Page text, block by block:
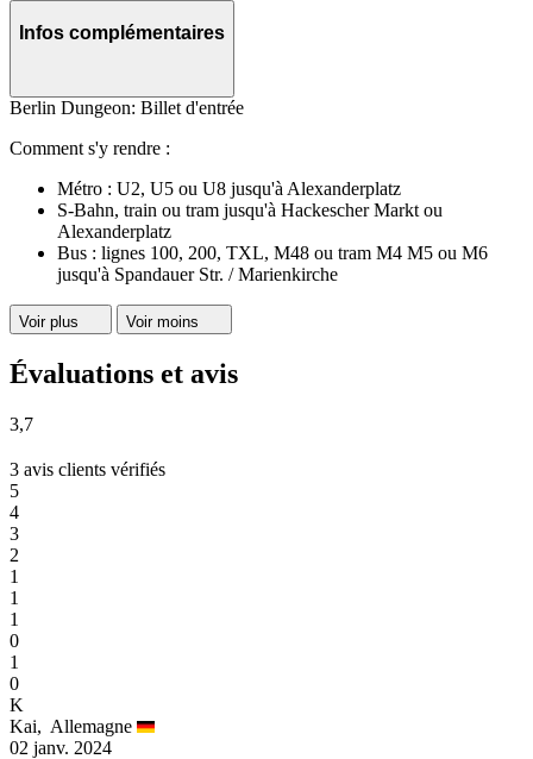
Infos complémentaires
Berlin Dungeon: Billet d'entrée
Comment s'y rendre :
Métro : U2, U5 ou U8 jusqu'à Alexanderplatz
S-Bahn, train ou tram jusqu'à Hackescher Markt ou
Alexanderplatz
Bus : lignes 100, 200, TXL, M48 ou tram M4 M5 ou M6
jusqu'à Spandauer Str. / Marienkirche
Voir plus Voir moins
Évaluations et avis
3,7
3 avis clients vérifiés
5
4
3
2
1
1
1
0
1
0
K
Kai, Allemagne
02 janv. 2024